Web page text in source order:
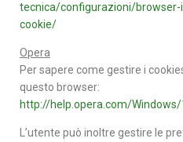
tecnica/configurazioni/
cookie/
Opera
Per sapere come gestire i
questo browser:
http://help.opera.com/
L’utente può inoltre gestire le